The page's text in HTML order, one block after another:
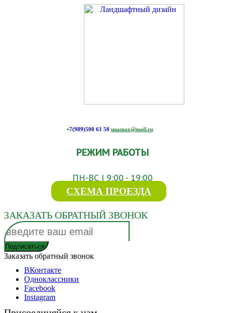
+7(989)500 61 50 unamax@mail.ru
РЕЖИМ РАБОТЫ
ПН-ВС | 9:00 - 19:00
СХЕМА ПРОЕЗДА
ЗАКАЗАТЬ ОБРАТНЫЙ ЗВОНОК
Заказать обратный звонок
ВКонтакте
Одноклассники
Facebook
Instagram